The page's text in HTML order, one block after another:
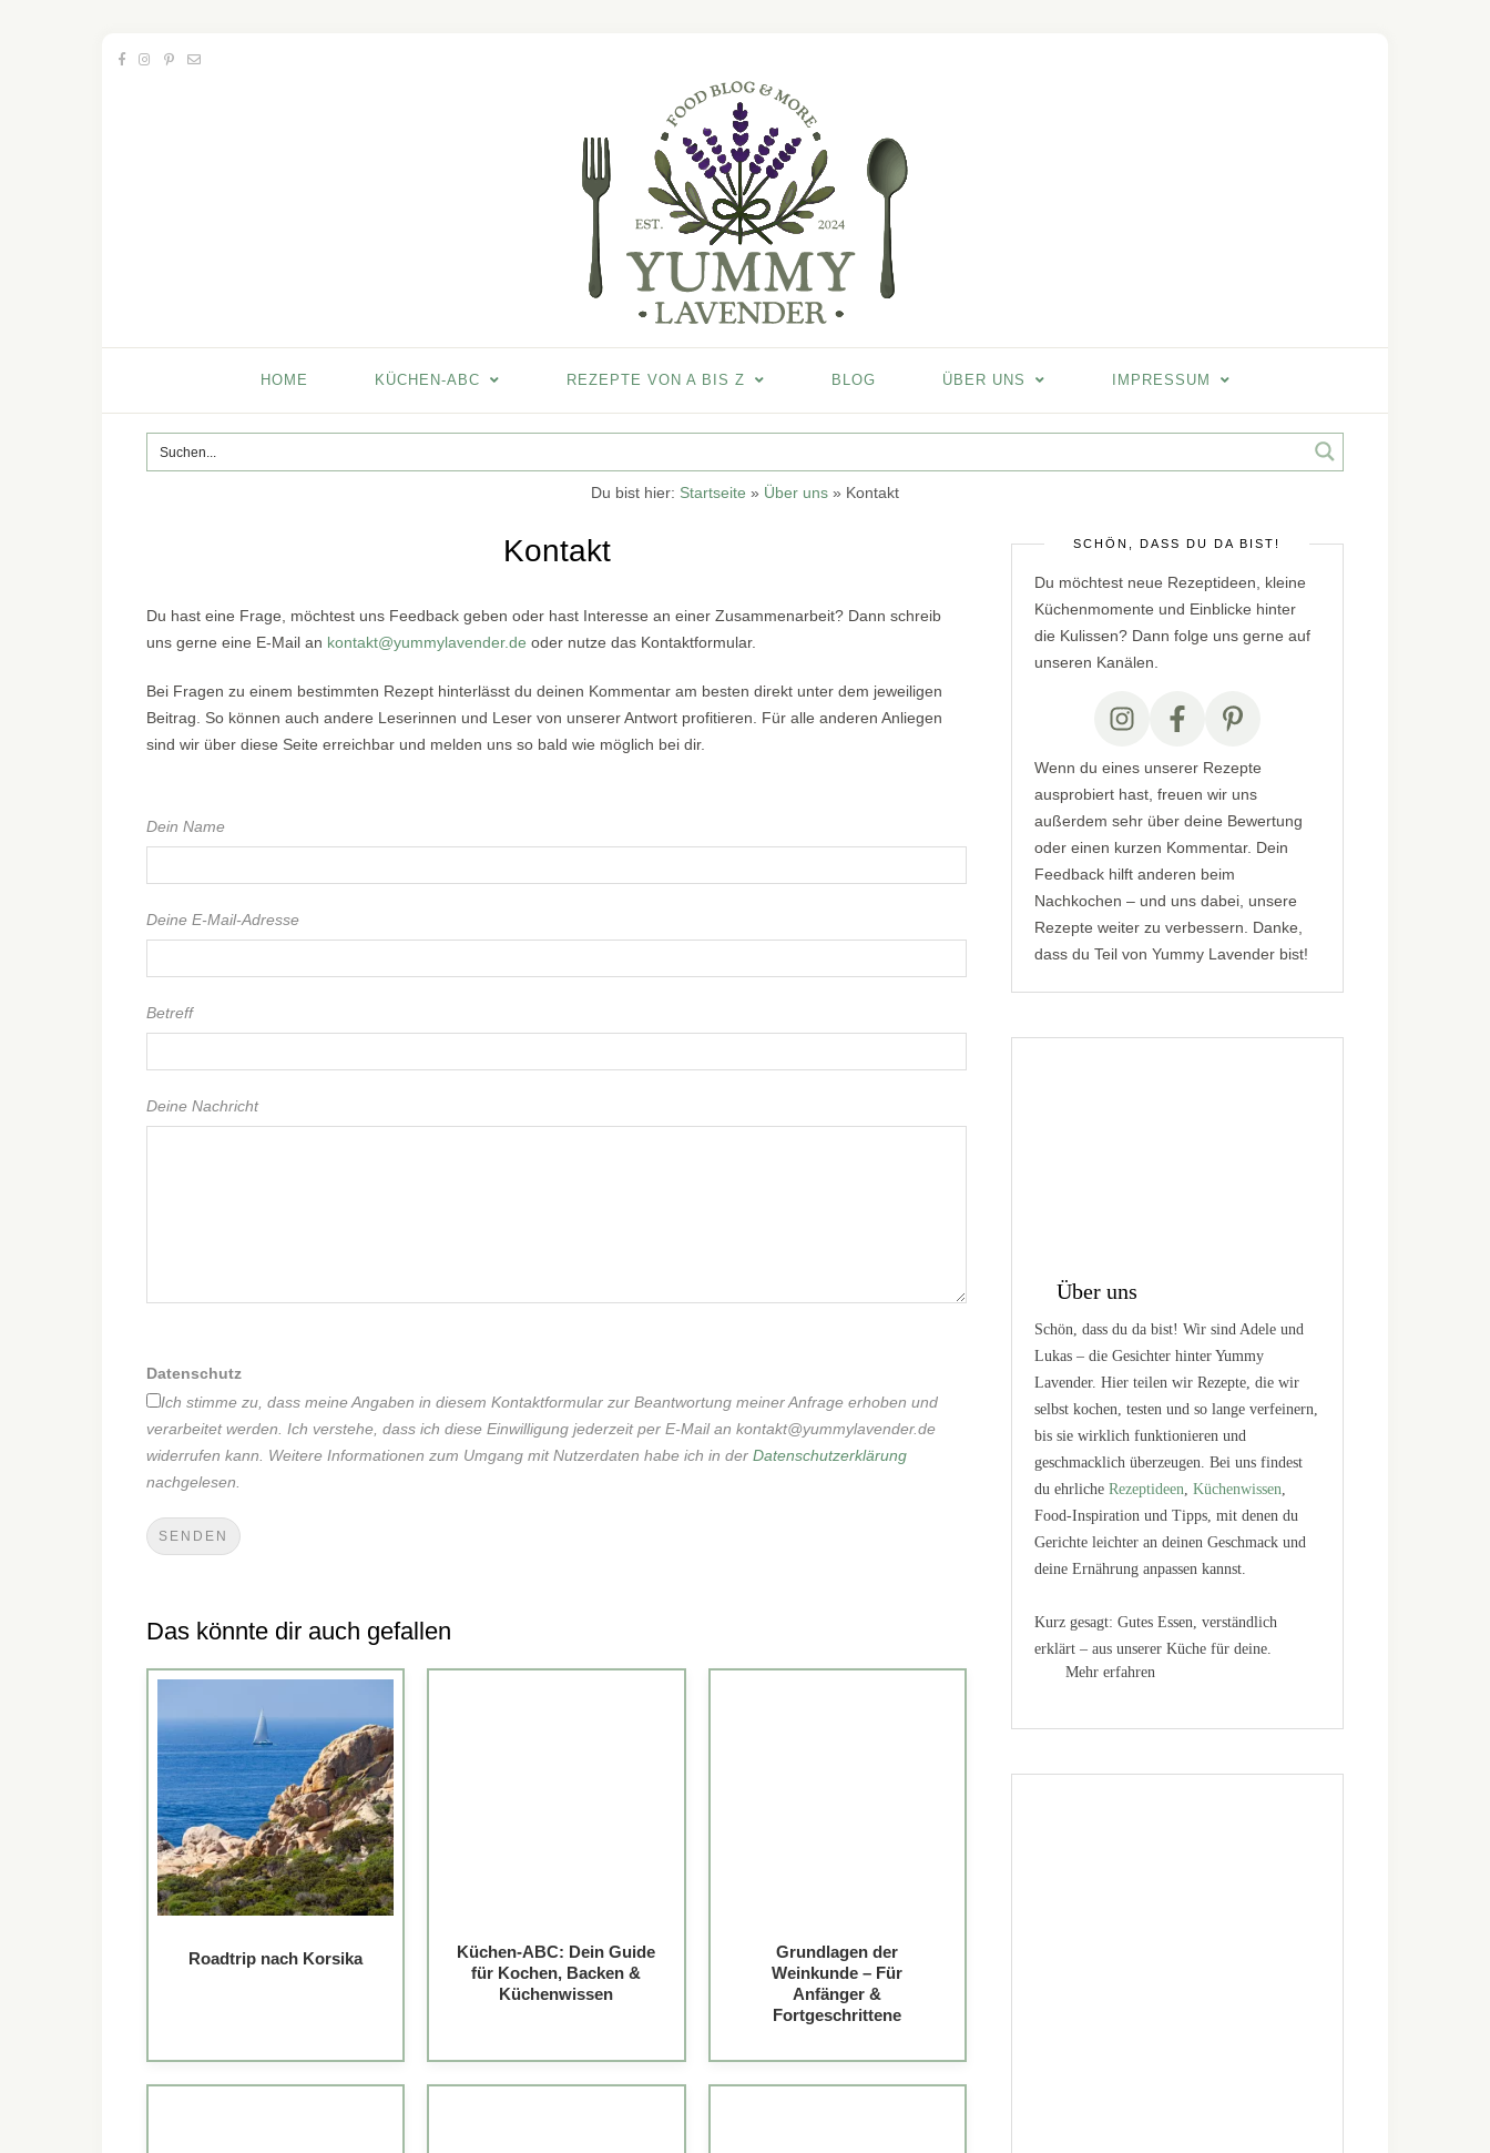
HOME KÜCHEN-ABC REZEPTE VON A BIS Z BLOG ÜBER UNS IMPRESSUM
Du bist hier: Startseite » Über uns » Kontakt
Kontakt
Du hast eine Frage, möchtest uns Feedback geben oder hast Interesse an einer Zusammenarbeit? Dann schreib
uns gerne eine E-Mail an kontakt@yummylavender.de oder nutze das Kontaktformular.
Bei Fragen zu einem bestimmten Rezept hinterlässt du deinen Kommentar am besten direkt unter dem jeweiligen
Beitrag. So können auch andere Leserinnen und Leser von unserer Antwort profitieren. Für alle anderen Anliegen
sind wir über diese Seite erreichbar und melden uns so bald wie möglich bei dir.
Dein Name
Deine E-Mail-Adresse
Betreff
Deine Nachricht
Datenschutz
Ich stimme zu, dass meine Angaben in diesem Kontaktformular zur Beantwortung meiner Anfrage erhoben und
verarbeitet werden. Ich verstehe, dass ich diese Einwilligung jederzeit per E-Mail an kontakt@yummylavender.de
widerrufen kann. Weitere Informationen zum Umgang mit Nutzerdaten habe ich in der Datenschutzerklärung
nachgelesen.
Das könnte dir auch gefallen
Roadtrip nach Korsika
Küchen-ABC: Dein Guide
für Kochen, Backen &
Küchenwissen
Grundlagen der
Weinkunde – Für
Anfänger &
Fortgeschrittene
SCHÖN, DASS DU DA BIST!
Du möchtest neue Rezeptideen, kleine
Küchenmomente und Einblicke hinter
die Kulissen? Dann folge uns gerne auf
unseren Kanälen.
Wenn du eines unserer Rezepte
ausprobiert hast, freuen wir uns
außerdem sehr über deine Bewertung
oder einen kurzen Kommentar. Dein
Feedback hilft anderen beim
Nachkochen – und uns dabei, unsere
Rezepte weiter zu verbessern. Danke,
dass du Teil von Yummy Lavender bist!
Über uns
Schön, dass du da bist! Wir sind Adele und
Lukas – die Gesichter hinter Yummy
Lavender. Hier teilen wir Rezepte, die wir
selbst kochen, testen und so lange verfeinern,
bis sie wirklich funktionieren und
geschmacklich überzeugen. Bei uns findest
du ehrliche Rezeptideen Küchenwissen
Food-Inspiration und Tipps, mit denen du
Gerichte leichter an deinen Geschmack und
deine Ernährung anpassen kannst.
Kurz gesagt: Gutes Essen, verständlich
erklärt – aus unserer Küche für deine.
Mehr erfahren